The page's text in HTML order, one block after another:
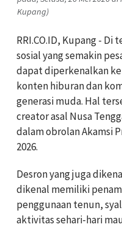
Kupang)
RRI.CO.ID, Kupang -
sosial yang semakin
dapat diperkenalkan
konten hiburan dan
generasi muda. Hal
creator asal Nusa
dalam obrolan Akamsi
2026.
Desron yang juga
dikenal memiliki
penggunaan tenun,
aktivitas sehari-hari